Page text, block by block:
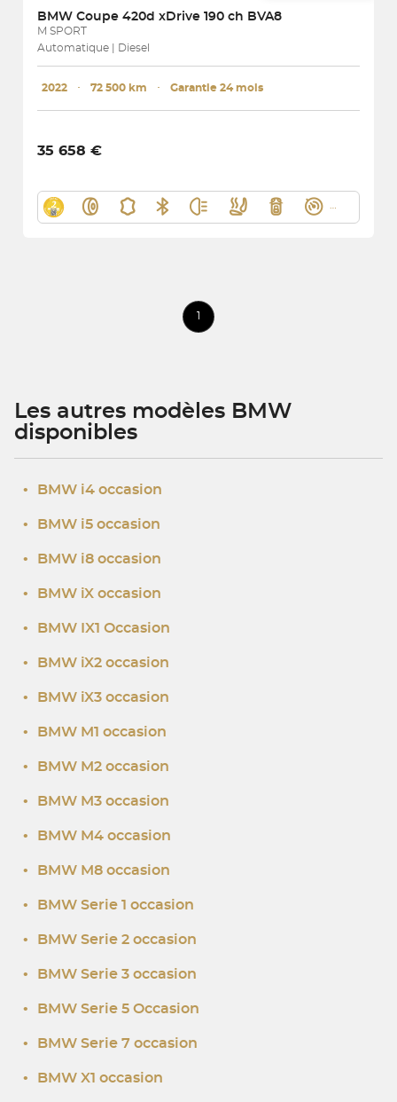
BMW Coupe 420d xDrive 190 ch BVA8
M SPORT
Automatique | Diesel
2022 ･ 72 500 km ･ Garantie 24 mois
35 658 €
1
Les autres modèles BMW
disponibles
• BMW i4 occasion
• BMW i5 occasion
• BMW i8 occasion
• BMW iX occasion
• BMW IX1 Occasion
• BMW iX2 occasion
• BMW iX3 occasion
• BMW M1 occasion
• BMW M2 occasion
• BMW M3 occasion
• BMW M4 occasion
• BMW M8 occasion
• BMW Serie 1 occasion
• BMW Serie 2 occasion
• BMW Serie 3 occasion
• BMW Serie 5 Occasion
• BMW Serie 7 occasion
• BMW X1 occasion